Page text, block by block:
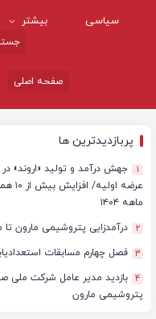
سیاسی بیشتر
صفحه اصلی
پربازدیدترین ها
1
جهش درآمد و تولید «اروند»
ماهه ۱۴۰۴
2 درآمدزایی پتروشیمی مارون تا مرز ۵
3 فصل چهارم مسابقات
4
بازدید مدیر عامل شرکت ملی
پتروشیمی مارون